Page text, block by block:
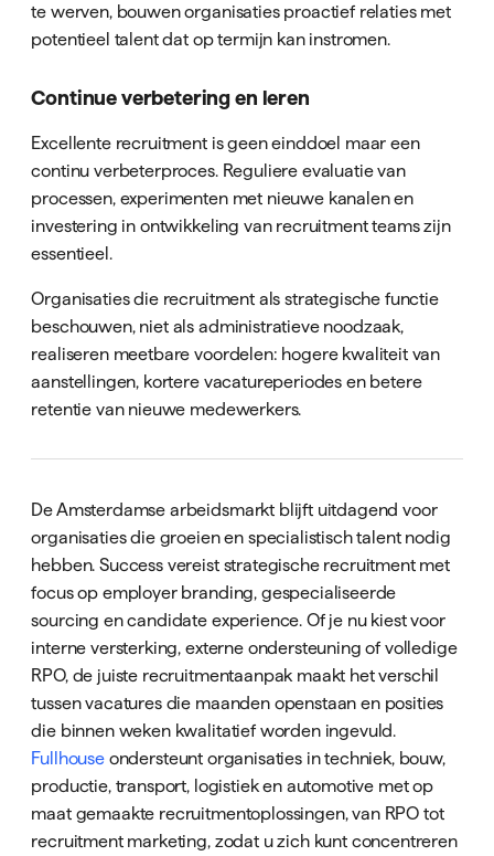
te werven, bouwen organisaties proactief relaties met
potentieel talent dat op termijn kan instromen.
Continue verbetering en leren
Excellente recruitment is geen einddoel maar een
continu verbeterproces. Reguliere evaluatie van
processen, experimenten met nieuwe kanalen en
investering in ontwikkeling van recruitment teams zijn
essentieel.
Organisaties die recruitment als strategische functie
beschouwen, niet als administratieve noodzaak,
realiseren meetbare voordelen: hogere kwaliteit van
aanstellingen, kortere vacatureperiodes en betere
retentie van nieuwe medewerkers.
De Amsterdamse arbeidsmarkt blijft uitdagend voor
organisaties die groeien en specialistisch talent nodig
hebben. Success vereist strategische recruitment met
focus op employer branding, gespecialiseerde
sourcing en candidate experience. Of je nu kiest voor
interne versterking, externe ondersteuning of volledige
RPO, de juiste recruitmentaanpak maakt het verschil
tussen vacatures die maanden openstaan en posities
die binnen weken kwalitatief worden ingevuld.
Fullhouseondersteunt organisaties in techniek, bouw,
productie, transport, logistiek en automotive met op
maat gemaakte recruitmentoplossingen, van RPO tot
recruitment marketing, zodat u zich kunt concentreren